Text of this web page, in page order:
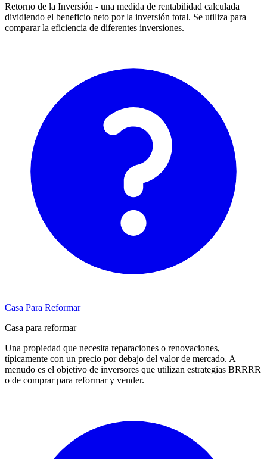
Retorno de la Inversión - una medida de rentabilidad calculada
dividiendo el beneficio neto por la inversión total. Se utiliza para
comparar la eficiencia de diferentes inversiones.
Casa Para Reformar
Casa para reformar
Una propiedad que necesita reparaciones o renovaciones,
típicamente con un precio por debajo del valor de mercado. A
menudo es el objetivo de inversores que utilizan estrategias BRRRR
o de comprar para reformar y vender.